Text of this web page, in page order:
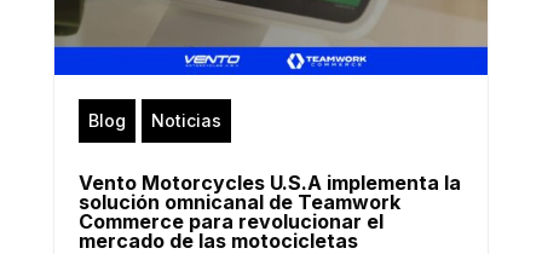
Blog Noticias
Vento Motorcycles U.S.A implementa la
solución omnicanal de Teamwork
Commerce para revolucionar el
mercado de las motocicletas